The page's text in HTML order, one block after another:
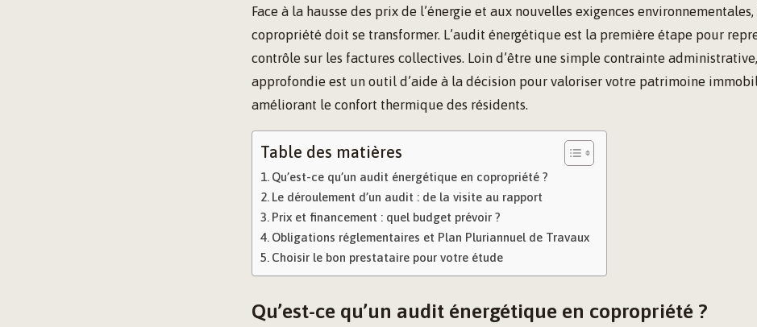
Face à la hausse des prix de l’énergie et aux nouvelles exigences
copropriété doit se transformer. L’audit énergétique est la première étape pour
contrôle sur les factures collectives. Loin d’être une simple contrainte
approfondie est un outil d’aide à la décision pour valoriser votre patrimoine
améliorant le confort thermique des résidents.
Table des matières
Qu’est-ce qu’un audit énergétique en copropriété ?
Le déroulement d’un audit : de la visite au rapport
Prix et financement : quel budget prévoir ?
Obligations réglementaires et Plan Pluriannuel de Travaux
Choisir le bon prestataire pour votre étude
Qu’est-ce qu’un audit énergétique en copropriété ?